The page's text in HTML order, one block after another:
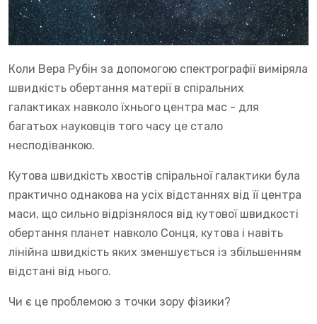
Коли Вера Рубін за допомогою спектрографії виміряла
швидкість обертання матерії в спіральних
галактиках навколо їхнього центра мас - для
багатьох науковців того часу це стало
несподіванкою.
Кутова швидкість хвостів спіральної галактики була
практично однакова на усіх відстаннях від її центра
маси, що сильно відрізнялося від кутової швидкості
обертання планет навколо Сонця, кутова і навіть
лінійна швидкість яких зменшується із збільшенням
відстані від нього.
Чи є це проблемою з точки зору фізики?